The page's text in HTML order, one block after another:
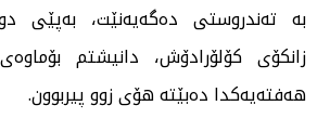
بە تەندروستی دەگەیەنێت، بەپێی
هەفتەیەکدا دەبێتە هۆی زوو پیربوون.